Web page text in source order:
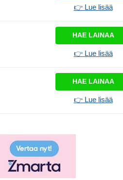
👉 Lue lisää
HAE LAINAA
👉 Lue lisää
HAE LAINAA
👉 Lue lisää